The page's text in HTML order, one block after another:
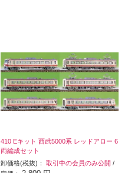
410 Eキット 西武5000系 レッドアロー 6
両編成セット
卸価格(税抜)：取引中の会員のみ公開 /